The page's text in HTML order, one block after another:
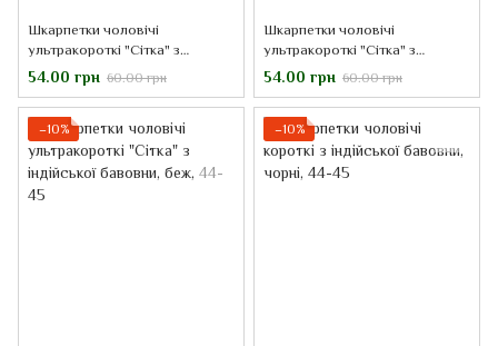
Шкарпетки чоловічі
ультракороткі "Сітка" з
індійської бавовни, сірі
54.00 грн 60.00 грн
Шкарпетки чоловічі
ультракороткі "Сітка" з
індійської бавовни, чорні, 44-
54.00 грн 60.00 грн
−10% −10%